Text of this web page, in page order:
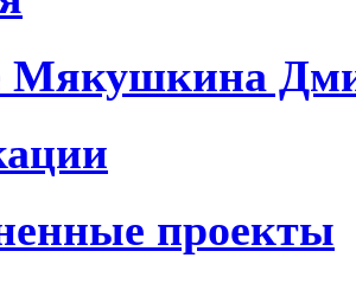
Мякушкина
проекты